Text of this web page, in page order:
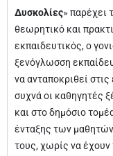
Δυσκολίες» παρέχει
θεωρητικό και
εκπαιδευτικός, ο
ξενόγλωσση
να ανταποκριθεί
συχνά οι καθηγητές
και στο δημόσιο
ένταξης των
τους, χωρίς να έχουν